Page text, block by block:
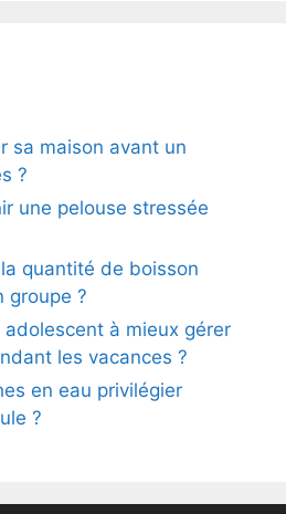
sa maison avant un
?
une pelouse stressée
quantité de boisson
groupe ?
à mieux gérer
les vacances ?
en eau privilégier
?